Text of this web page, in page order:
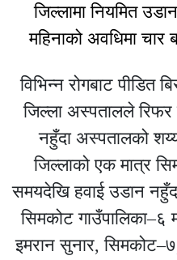
जिल्लामा नियमित
महिनाको अवधिमा
विभिन्न रोगबाट पीडित
जिल्ला अस्पतालले रिफर
नहुँदा अस्पतालको
जिल्लाको एक मात्र
समयदेखि हवाई उडान
सिमकोट गाउँपालिका–६
इमरान सुनार,